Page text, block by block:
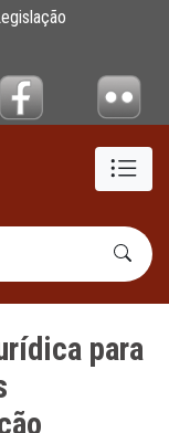
para a
para